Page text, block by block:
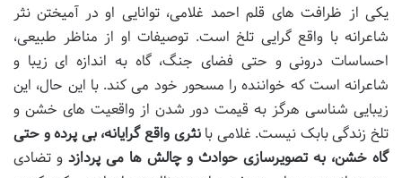
یکی از ظرافت های قلم احمد غلامی، توانایی او در آمیختن نثر
شاعرانه با واقع گرایی تلخ است. توصیفات او از مناظر طبیعی،
احساسات درونی و حتی فضای جنگ، گاه به اندازه ای زیبا و
شاعرانه است که خواننده را مسحور خود می کند. با این حال، این
زیبایی شناسی هرگز به قیمت دور شدن از واقعیت های خشن و
تلخ زندگی بابک نیست. غلامی بانثری واقع گرایانه، بی پرده و حتی
گاه خشن، به تصویرسازی حوادث و چالش ها می پردازد و تضادی